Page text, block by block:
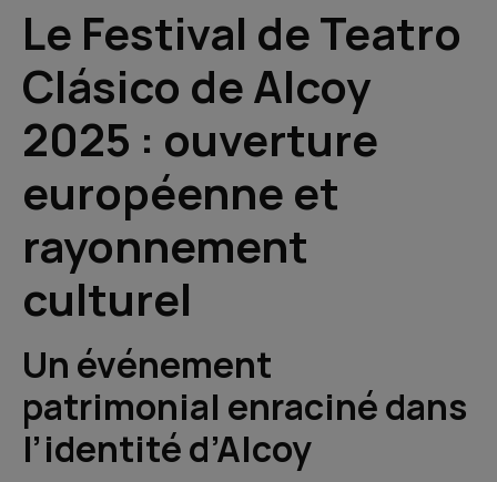
Le Festival de Teatro
Clásico de Alcoy
2025 : ouverture
européenne et
rayonnement
culturel
Un événement
patrimonial enraciné dans
l’identité d’Alcoy